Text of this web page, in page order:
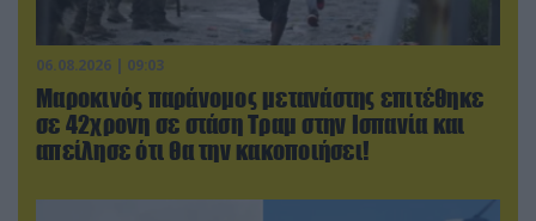
06.08.2026 | 09:03
Μαροκινός παράνομος μετανάστης επιτέθηκε
σε 42χρονη σε στάση Τραμ στην Ισπανία και
απείλησε ότι θα την κακοποιήσει!